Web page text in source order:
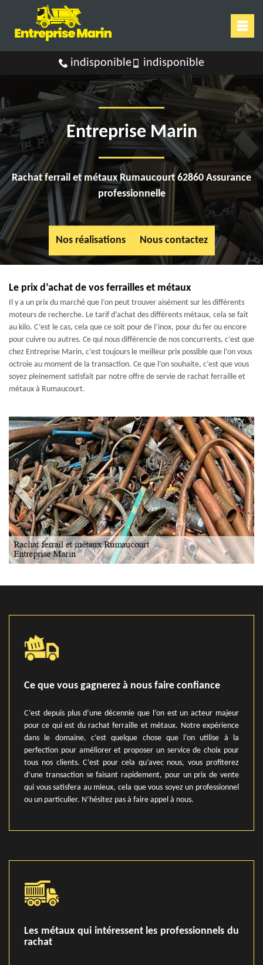
indisponible indisponible
Entreprise Marin
Rachat ferrail et métaux Rumaucourt 62860 Assurance
professionnelle
Nos réalisations Nous contactez
Le prix d’achat de vos ferrailles et métaux
Il y a un prix du marché que l’on peut trouver aisément sur les différents
moteurs de recherche. Le tarif d’achat des différents métaux, cela se fait
au kilo. C’est le cas, cela que ce soit pour de l’inox, pour du fer ou encore
pour cuivre ou autres. Ce qui nous différencie de nos concurrents, c’est que
chez Entreprise Marin, c’est toujours le meilleur prix possible que l’on vous
octroie au moment de la transaction. Ce que l’on souhaite, c’est que vous
soyez pleinement satisfait par notre offre de servie de rachat ferraille et
métaux à Rumaucourt.
Ce que vous gagnerez à nous faire confiance
C’est depuis plus d’une décennie que l’on est un acteur majeur
pour ce qui est du rachat ferraille et métaux. Notre expérience
dans le domaine, c’est quelque chose que l’on utilise à la
perfection pour améliorer et proposer un service de choix pour
tous nos clients. C’est pour cela qu’avec nous, vous profiterez
d’une transaction se faisant rapidement, pour un prix de vente
qui vous satisfera au mieux, cela que vous soyez un professionnel
ou un particulier. N’hésitez pas à faire appel à nous.
Les métaux qui intéressent les professionnels du
rachat